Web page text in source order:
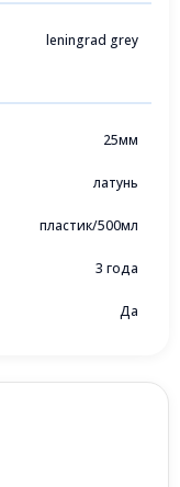
leningrad grey
25мм
латунь
пластик/500мл
3 года
Да